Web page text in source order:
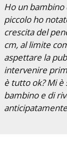
Ho un
piccolo ho
crescita del
cm, al limite
aspettare la
intervenire
è tutto ok? Mi
bambino e di